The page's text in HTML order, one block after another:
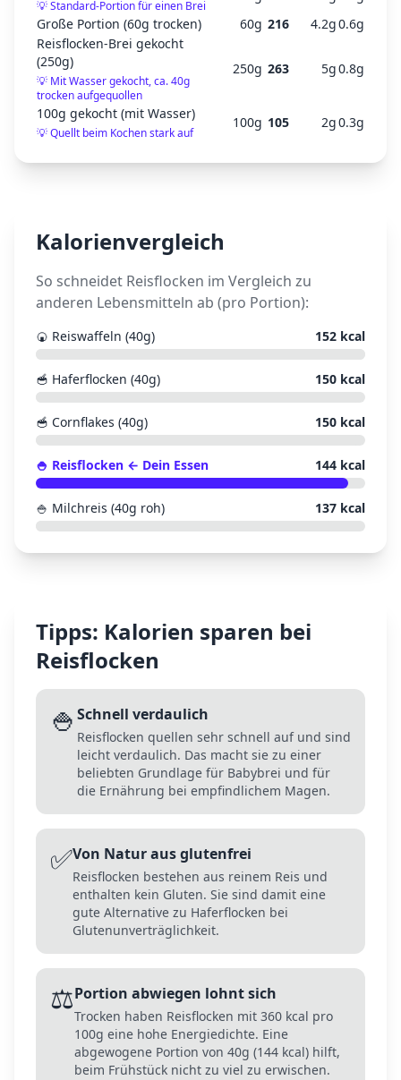
💡Standard-Portion für einen Brei
Große Portion (60g trocken)
60g 216 4.2g0.6g
Reisflocken-Brei gekocht
(250g)
💡 Mit Wasser gekocht, ca. 40g
trocken aufgequollen
250g 263 5g0.8g
100g gekocht (mit Wasser)
💡Quellt beim Kochen stark auf
100g 105 2g0.3g
Kalorienvergleich
So schneidet Reisflocken im Vergleich zu
anderen Lebensmitteln ab (pro Portion):
🍘 Reiswaffeln (40g) 152 kcal
🥣 Haferflocken (40g) 150 kcal
🥣 Cornflakes (40g) 150 kcal
🍚 Reisflocken ← Dein Essen 144 kcal
🍚 Milchreis (40g roh) 137 kcal
Tipps: Kalorien sparen bei
Reisflocken
🍚 Schnell verdaulich
Reisflocken quellen sehr schnell auf und sind
leicht verdaulich. Das macht sie zu einer
beliebten Grundlage für Babybrei und für
die Ernährung bei empfindlichem Magen.
✅Von Natur aus glutenfrei
Reisflocken bestehen aus reinem Reis und
enthalten kein Gluten. Sie sind damit eine
gute Alternative zu Haferflocken bei
Glutenunverträglichkeit.
⚖️Portion abwiegen lohnt sich
Trocken haben Reisflocken mit 360 kcal pro
100g eine hohe Energiedichte. Eine
abgewogene Portion von 40g (144 kcal) hilft,
beim Frühstück nicht zu viel zu erwischen.